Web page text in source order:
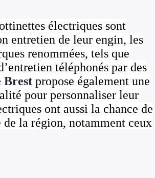
électriques sont
entretien de leur engin, les
renommées, tels que
téléphonés par des
Brest propose également une
pour personnaliser leur
ont aussi la chance de
la région, notamment ceux